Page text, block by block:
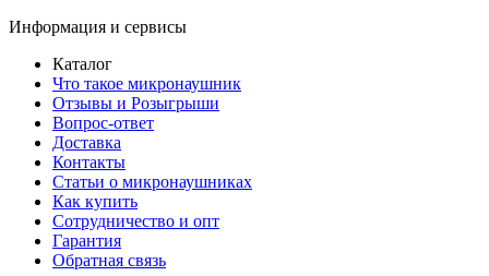
Информация и сервисы
Каталог
Что такое микронаушник
Отзывы и Розыгрыши
Вопрос-ответ
Доставка
Контакты
Статьи о микронаушниках
Как купить
Сотрудничество и опт
Гарантия
Обратная связь